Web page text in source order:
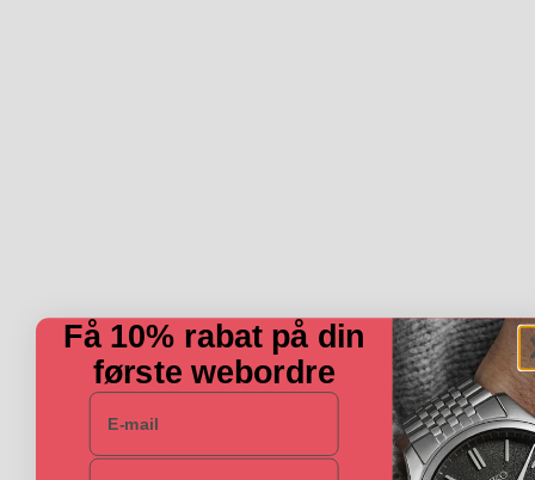
Få 10% rabat på din
første webordre
E-mail
Navn